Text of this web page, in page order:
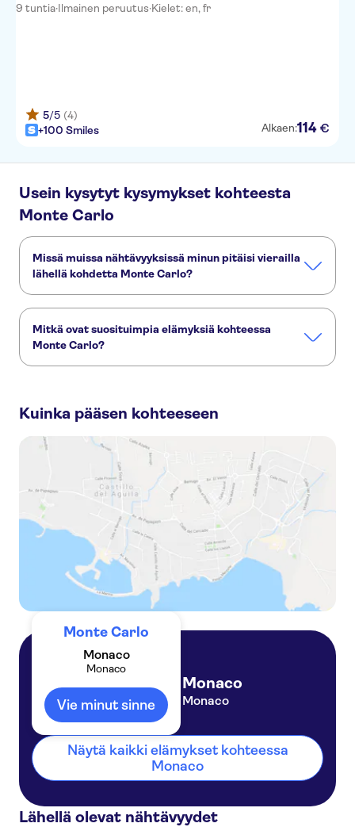
9 tuntia·Ilmainen peruutus·Kielet: en, fr
5/5 (4)
+100 Smiles
Alkaen:114 €
Usein kysytyt kysymykset kohteesta
Monte Carlo
Missä muissa nähtävyyksissä minun pitäisi vierailla
lähellä kohdetta Monte Carlo?
Monte Carlo Casino
Prince's Palace Monaco
Hotel de Paris
Café de Paris
Mitkä ovat suosituimpia elämyksiä kohteessa
Monte Carlo?
Small Group Trip to Monaco and Eze
Private tour of Eze and Monaco from Cannes port
Private Eze and Monaco tour from Nice or Villefranche ports
Private Eze and Monte-Carlo tour from Nice or Villefranche ports
Kuinka pääsen kohteeseen
Monte Carlo
Monaco
Monaco
Vie minut sinne
Monaco
Monaco
Näytä kaikki elämykset kohteessa
Monaco
Lähellä olevat nähtävyydet